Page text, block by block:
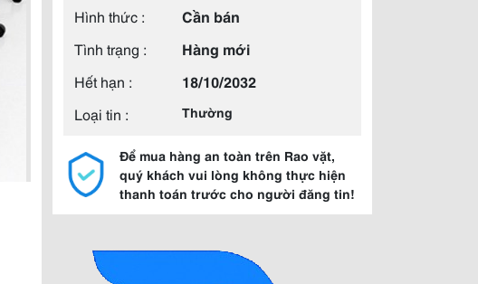
Hình thức :
Cần bán
Tình trạng :
Hàng mới
Hết hạn :
18/10/2032
Loại tin :
Thường
Để mua hàng an toàn trên Rao vặt,
quý khách vui lòng không thực hiện
thanh toán trước cho người đăng tin!